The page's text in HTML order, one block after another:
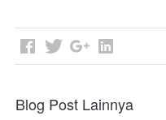
Blog Post Lainnya